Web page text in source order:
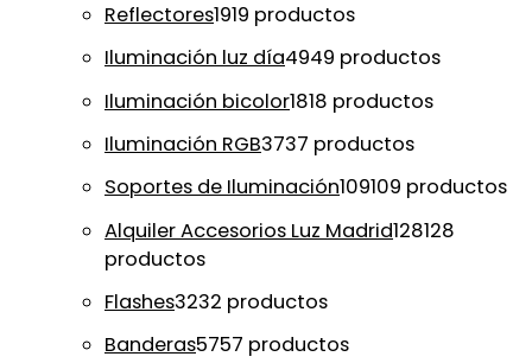
Reflectores1919 productos
Iluminación luz día4949 productos
Iluminación bicolor1818 productos
Iluminación RGB3737 productos
Soportes de Iluminación109109 productos
Alquiler Accesorios Luz Madrid128128
productos
Flashes3232 productos
Banderas5757 productos